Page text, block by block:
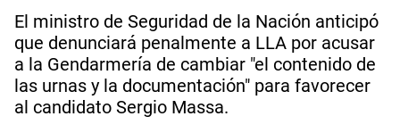
El ministro de Seguridad de la Nación anticipó
que denunciará penalmente a LLA por acusar
a la Gendarmería de cambiar "el contenido de
las urnas y la documentación" para favorecer
al candidato Sergio Massa.